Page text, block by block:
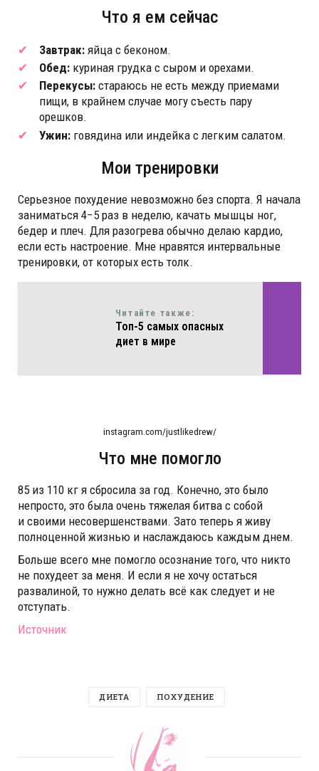
Что я ем сейчас
Завтрак: яйца с беконом.
Обед: куриная грудка с сыром и орехами.
Перекусы: стараюсь не есть между приемами
пищи, в крайнем случае могу съесть пару
орешков.
Ужин: говядина или индейка с легким салатом.
Мои тренировки
Серьезное похудение невозможно без спорта. Я начала
заниматься 4−5 раз в неделю, качать мышцы ног,
бедер и плеч. Для разогрева обычно делаю кардио,
если есть настроение. Мне нравятся интервальные
тренировки, от которых есть толк.
Читайте также:
Топ-5 самых опасных
диет в мире
instagram.com/justlikedrew/
Что мне помогло
85 из 110 кг я сбросила за год. Конечно, это было
непросто, это была очень тяжелая битва с собой
и своими несовершенствами. Зато теперь я живу
полноценной жизнью и наслаждаюсь каждым днем.
Больше всего мне помогло осознание того, что никто
не похудеет за меня. И если я не хочу остаться
развалиной, то нужно делать всё как следует и не
отступать.
Источник
ДИЕТА ПОХУДЕНИЕ